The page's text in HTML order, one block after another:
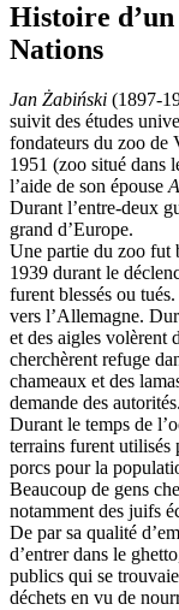
Histoire
Nations
Jan Żabiński (1897-
suivit des études
fondateurs du zoo de
1951 (zoo situé dans
l’aide de son épouse
Durant l’entre-deux
grand d’Europe.
Une partie du zoo fut
1939 durant le
furent blessés ou
vers l’Allemagne.
et des aigles volèrent
cherchèrent refuge
chameaux et des
demande des autorités.
Durant le temps de
terrains furent utilisés
porcs pour la
Beaucoup de gens
notamment des juifs
De par sa qualité
d’entrer dans le
publics qui se
déchets en vu de